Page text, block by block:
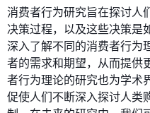
消费者行为研究旨在探讨人
决策过程，以及这些决策是
深入了解不同的消费者行为
者的需求和期望，从而提供
者行为理论的研究也为学术
促使人们不断深入探讨人类